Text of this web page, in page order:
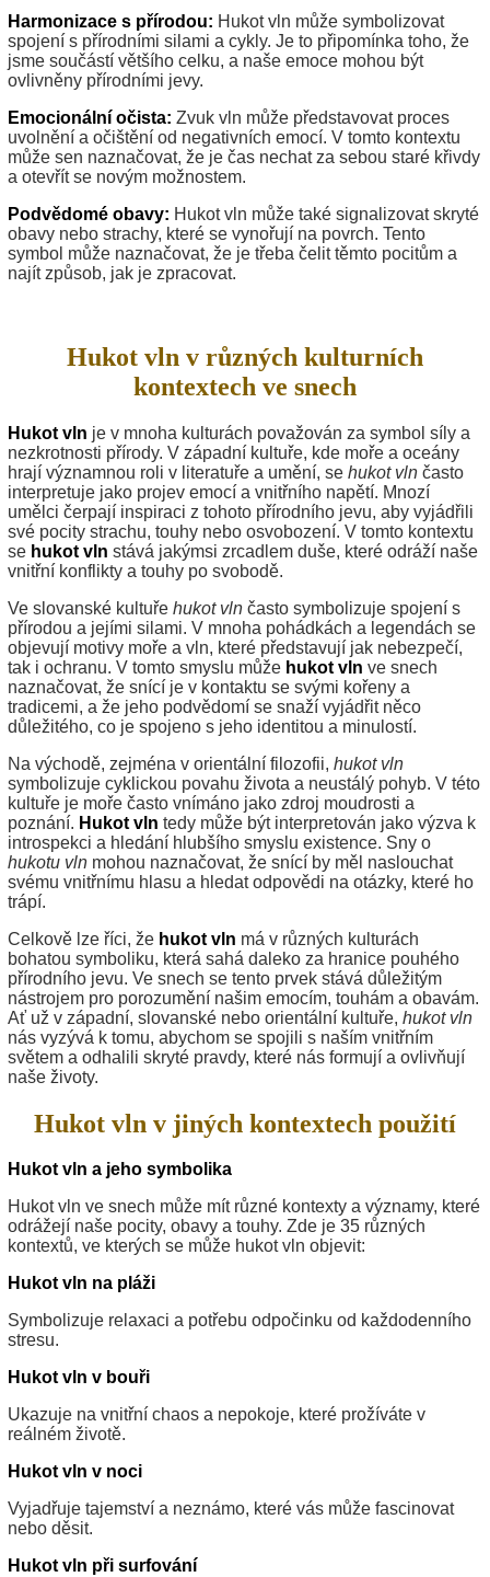
Harmonizace s přírodou: Hukot vln může symbolizovat
spojení s přírodními silami a cykly. Je to připomínka toho, že
jsme součástí většího celku, a naše emoce mohou být
ovlivněny přírodními jevy.
Emocionální očista: Zvuk vln může představovat proces
uvolnění a očištění od negativních emocí. V tomto kontextu
může sen naznačovat, že je čas nechat za sebou staré křivdy
a otevřít se novým možnostem.
Podvědomé obavy: Hukot vln může také signalizovat skryté
obavy nebo strachy, které se vynořují na povrch. Tento
symbol může naznačovat, že je třeba čelit těmto pocitům a
najít způsob, jak je zpracovat.
Hukot vln v různých kulturních
kontextech ve snech
Hukot vln je v mnoha kulturách považován za symbol síly a
nezkrotnosti přírody. V západní kultuře, kde moře a oceány
hrají významnou roli v literatuře a umění, se hukot vln často
interpretuje jako projev emocí a vnitřního napětí. Mnozí
umělci čerpají inspiraci z tohoto přírodního jevu, aby vyjádřili
své pocity strachu, touhy nebo osvobození. V tomto kontextu
se hukot vln stává jakýmsi zrcadlem duše, které odráží naše
vnitřní konflikty a touhy po svobodě.
Ve slovanské kultuře hukot vln často symbolizuje spojení s
přírodou a jejími silami. V mnoha pohádkách a legendách se
objevují motivy moře a vln, které představují jak nebezpečí,
tak i ochranu. V tomto smyslu může hukot vln ve snech
naznačovat, že snící je v kontaktu se svými kořeny a
tradicemi, a že jeho podvědomí se snaží vyjádřit něco
důležitého, co je spojeno s jeho identitou a minulostí.
Na východě, zejména v orientální filozofii, hukot vln
symbolizuje cyklickou povahu života a neustálý pohyb. V této
kultuře je moře často vnímáno jako zdroj moudrosti a
poznání. Hukot vln tedy může být interpretován jako výzva k
introspekci a hledání hlubšího smyslu existence. Sny o
hukotu vln mohou naznačovat, že snící by měl naslouchat
svému vnitřnímu hlasu a hledat odpovědi na otázky, které ho
trápí.
Celkově lze říci, že hukot vln má v různých kulturách
bohatou symboliku, která sahá daleko za hranice pouhého
přírodního jevu. Ve snech se tento prvek stává důležitým
nástrojem pro porozumění našim emocím, touhám a obavám.
Ať už v západní, slovanské nebo orientální kultuře, hukot vln
nás vyzývá k tomu, abychom se spojili s naším vnitřním
světem a odhalili skryté pravdy, které nás formují a ovlivňují
naše životy.
Hukot vln v jiných kontextech použití
Hukot vln a jeho symbolika
Hukot vln ve snech může mít různé kontexty a významy, které
odrážejí naše pocity, obavy a touhy. Zde je 35 různých
kontextů, ve kterých se může hukot vln objevit:
Hukot vln na pláži
Symbolizuje relaxaci a potřebu odpočinku od každodenního
stresu.
Hukot vln v bouři
Ukazuje na vnitřní chaos a nepokoje, které prožíváte v
reálném životě.
Hukot vln v noci
Vyjadřuje tajemství a neznámo, které vás může fascinovat
nebo děsit.
Hukot vln při surfování